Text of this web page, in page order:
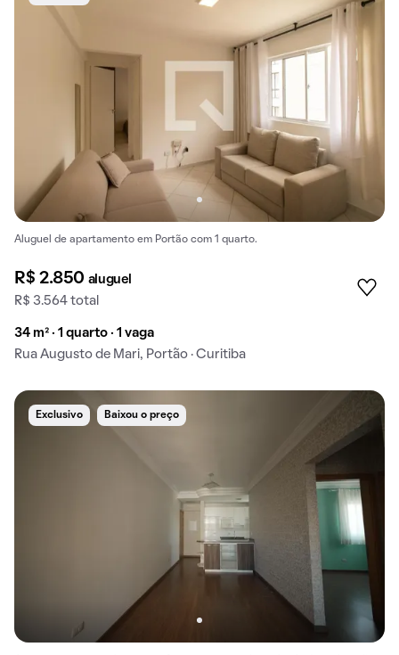
Aluguel de apartamento em Portão com 1 quarto.
R$ 2.850 aluguel
R$ 3.564 total
34 m² · 1 quarto · 1 vaga
Rua Augusto de Mari, Portão · Curitiba
Exclusivo Baixou o preço